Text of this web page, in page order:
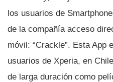
los usuarios de
de la compañí­a acceso
móvil: “Crackle”. Esta App
usuarios de Xperia, en
de larga duración como